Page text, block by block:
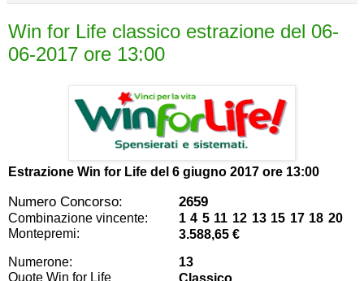
Win for Life classico estrazione del 06-
06-2017 ore 13:00
Estrazione Win for Life del 6 giugno 2017 ore 13:00
Numero Concorso: 2659
Combinazione vincente:
1 4 5 11 12 13 15 17 18 20
Montepremi:
3.588,65 €
Numerone:
13
Quote Win for Life
Classico